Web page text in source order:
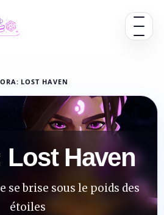
Ouvrir
LOST HAVEN
Lost Haven
se brise sous le poids des
étoiles